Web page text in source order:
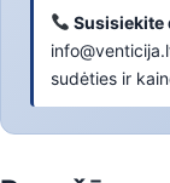
Susisiekite
sudėties ir